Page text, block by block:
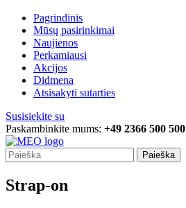
Pagrindinis
Mūsų pasirinkimai
Naujienos
Perkamiausi
Akcijos
Didmena
Atsisakyti sutarties
Susisiekite su
Paskambinkite mums: +49 2366 500 500
Paieška
Strap-on